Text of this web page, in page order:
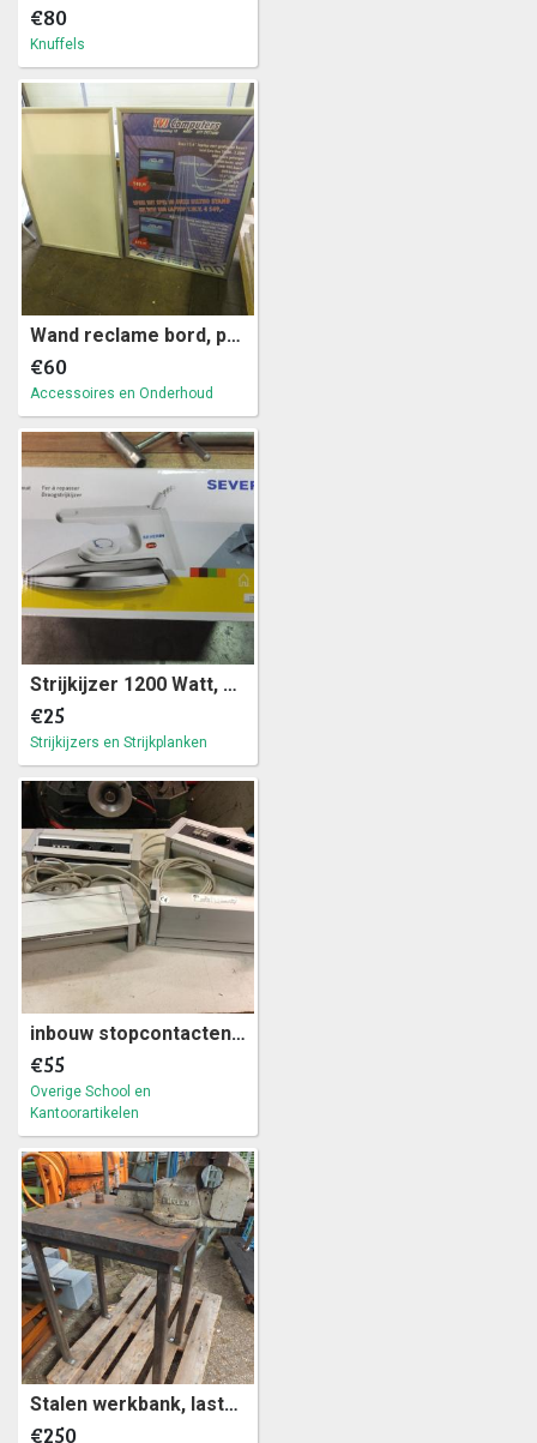
€80
Knuffels
Wand reclame bord, posterbord met kliklijst 74x105cm (a31)15
€60
Accessoires en Onderhoud
Strijkijzer 1200 Watt, Severin BA 3211 (a28)47
€25
Strijkijzers en Strijkplanken
inbouw stopcontacten voor keuken, werkblad of boreau (a24)50
€55
Overige School en
Kantoorartikelen
Stalen werkbank, lastafel met Hemklem bankschroef (a26)6
€250